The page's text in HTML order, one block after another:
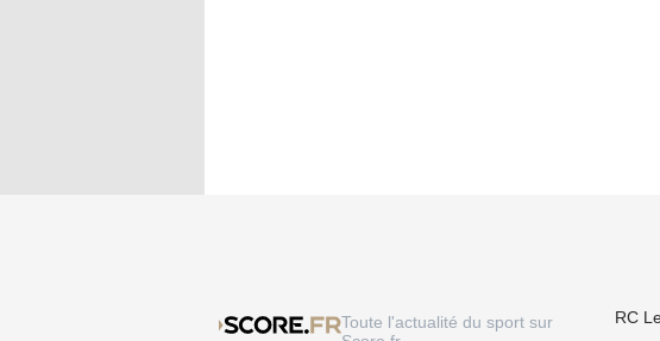
Toute l'actualité du sport sur
RC